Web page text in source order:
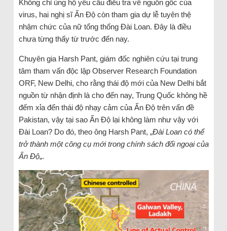
Không chỉ ủng hộ yêu cầu điều tra về nguồn gốc của
virus, hai nghị sĩ Ấn Độ còn tham gia dự lễ tuyên thệ
nhậm chức của nữ tổng thống Đài Loan. Đây là điều
chưa từng thấy từ trước đến nay.
Chuyên gia Harsh Pant, giám đốc nghiên cứu tại trung
tâm tham vấn độc lập Observer Research Foundation
ORF, New Delhi, cho rằng thái độ mới của New Delhi bắt
nguồn từ nhận định là cho đến nay, Trung Quốc không hề
đếm xỉa đến thái độ nhạy cảm của Ấn Độ trên vấn đề
Pakistan, vậy tại sao Ấn Độ lại không làm như vậy với
Đài Loan? Do đó, theo ông Harsh Pant, „Đài Loan có thể
trở thành một công cụ mới trong chính sách đối ngoại của
Ấn Độ„.